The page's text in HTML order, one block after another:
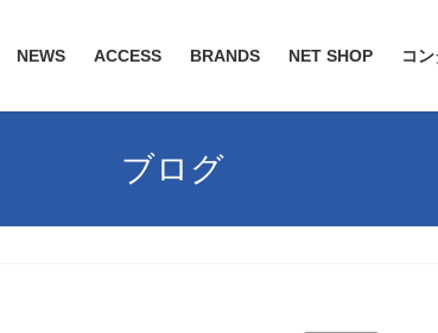
NEWS ACCESS BRANDS NET SHOP コ
ブログ